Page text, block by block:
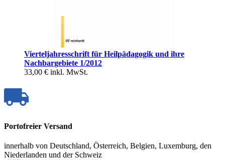
Vierteljahresschrift für Heilpädagogik und ihre
Nachbargebiete 1/2012
33,00 € inkl. MwSt.
Portofreier Versand
innerhalb von Deutschland, Österreich, Belgien, Luxemburg, den
Niederlanden und der Schweiz